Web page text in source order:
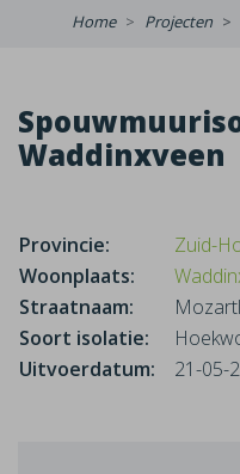
Home Projecten
Waddinxveen
Provincie:
Zuid-
Woonplaats:
Straatnaam:
Soort isolatie:
Uitvoerdatum:
21-05-